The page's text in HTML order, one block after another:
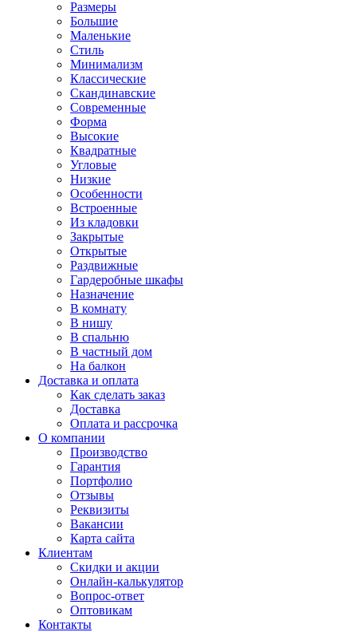
Размеры
Большие
Маленькие
Стиль
Минимализм
Классические
Скандинавские
Современные
Форма
Высокие
Квадратные
Угловые
Низкие
Особенности
Встроенные
Из кладовки
Закрытые
Открытые
Раздвижные
Гардеробные шкафы
Назначение
В комнату
В нишу
В спальню
В частный дом
На балкон
Доставка и оплата
Как сделать заказ
Доставка
Оплата и рассрочка
О компании
Производство
Гарантия
Портфолио
Отзывы
Реквизиты
Вакансии
Карта сайта
Клиентам
Скидки и акции
Онлайн-калькулятор
Вопрос-ответ
Оптовикам
Контакты